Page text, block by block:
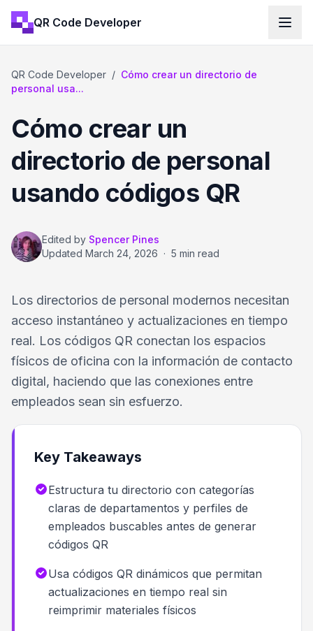
QR Code Developer
QR Code Developer / Cómo crear un directorio de
personal usa...
Cómo crear un
directorio de personal
usando códigos QR
Edited by Spencer Pines
Updated March 24, 2026 · 5 min read
Los directorios de personal modernos necesitan
acceso instantáneo y actualizaciones en tiempo
real. Los códigos QR conectan los espacios
físicos de oficina con la información de contacto
digital, haciendo que las conexiones entre
empleados sean sin esfuerzo.
Key Takeaways
Estructura tu directorio con categorías
claras de departamentos y perfiles de
empleados buscables antes de generar
códigos QR
Usa códigos QR dinámicos que permitan
actualizaciones en tiempo real sin
reimprimir materiales físicos